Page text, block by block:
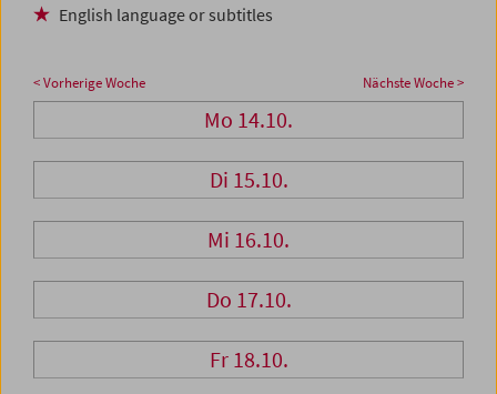
English language or subtitles
< Vorherige Woche Nächste Woche >
Mo 14.10.
Di 15.10.
Mi 16.10.
Do 17.10.
Fr 18.10.